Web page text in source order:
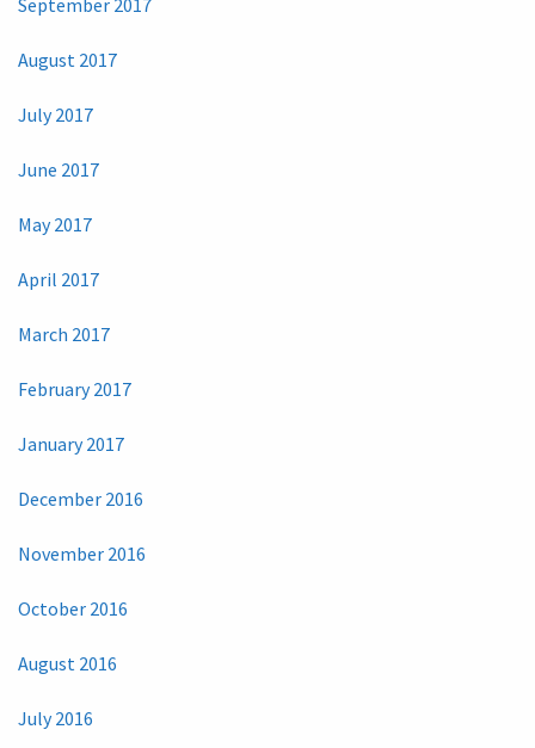
August 2017
July 2017
June 2017
May 2017
April 2017
March 2017
February 2017
January 2017
December 2016
November 2016
October 2016
August 2016
July 2016